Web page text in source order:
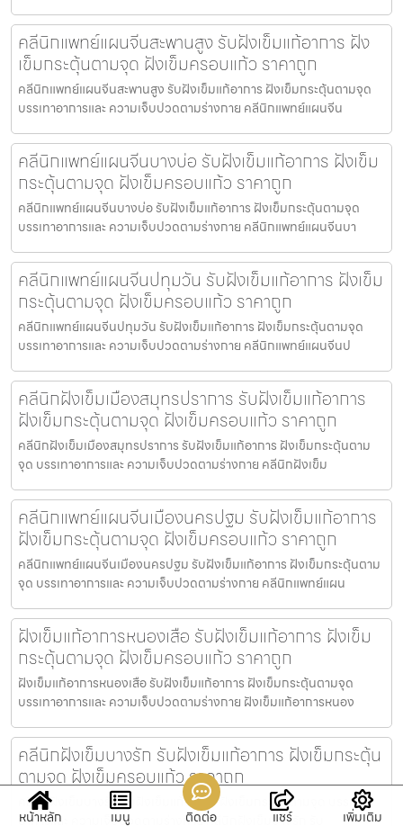
คลีนิกแพทย์แผนจีนสะพานสูง รับฝังเข็มแก้อาการ ฝัง
เข็มกระตุ้นตามจุด ฝังเข็มครอบแก้ว ราคาถูก
คลีนิกแพทย์แผนจีนสะพานสูง รับฝังเข็มแก้อาการ ฝังเข็มกระตุ้นตามจุด
บรรเทาอาการและ ความเจ็บปวดตามร่างกาย คลีนิกแพทย์แผนจีน
คลีนิกแพทย์แผนจีนบางบ่อ รับฝังเข็มแก้อาการ ฝังเข็ม
กระตุ้นตามจุด ฝังเข็มครอบแก้ว ราคาถูก
คลีนิกแพทย์แผนจีนบางบ่อ รับฝังเข็มแก้อาการ ฝังเข็มกระตุ้นตามจุด
บรรเทาอาการและ ความเจ็บปวดตามร่างกาย คลีนิกแพทย์แผนจีนบา
คลีนิกแพทย์แผนจีนปทุมวัน รับฝังเข็มแก้อาการ ฝังเข็ม
กระตุ้นตามจุด ฝังเข็มครอบแก้ว ราคาถูก
คลีนิกแพทย์แผนจีนปทุมวัน รับฝังเข็มแก้อาการ ฝังเข็มกระตุ้นตามจุด
บรรเทาอาการและ ความเจ็บปวดตามร่างกาย คลีนิกแพทย์แผนจีนป
คลีนิกฝังเข็มเมืองสมุทรปราการ รับฝังเข็มแก้อาการ
ฝังเข็มกระตุ้นตามจุด ฝังเข็มครอบแก้ว ราคาถูก
คลีนิกฝังเข็มเมืองสมุทรปราการ รับฝังเข็มแก้อาการ ฝังเข็มกระตุ้นตาม
จุด บรรเทาอาการและ ความเจ็บปวดตามร่างกาย คลีนิกฝังเข็ม
คลีนิกแพทย์แผนจีนเมืองนครปฐม รับฝังเข็มแก้อาการ
ฝังเข็มกระตุ้นตามจุด ฝังเข็มครอบแก้ว ราคาถูก
คลีนิกแพทย์แผนจีนเมืองนครปฐม รับฝังเข็มแก้อาการ ฝังเข็มกระตุ้นตาม
จุด บรรเทาอาการและ ความเจ็บปวดตามร่างกาย คลีนิกแพทย์แผน
ฝังเข็มแก้อาการหนองเสือ รับฝังเข็มแก้อาการ ฝังเข็ม
กระตุ้นตามจุด ฝังเข็มครอบแก้ว ราคาถูก
ฝังเข็มแก้อาการหนองเสือ รับฝังเข็มแก้อาการ ฝังเข็มกระตุ้นตามจุด
บรรเทาอาการและ ความเจ็บปวดตามร่างกาย ฝังเข็มแก้อาการหนอง
คลีนิกฝังเข็มบางรัก รับฝังเข็มแก้อาการ ฝังเข็มกระตุ้น
ตามจุด ฝังเข็มครอบแก้ว ราคาถูก
คลีนิกฝังเข็มบางรัก รับฝังเข็มแก้อาการ ฝังเข็มกระตุ้นตามจุด บรรเทา
อาการและ ความเจ็บปวดตามร่างกาย คลีนิกฝังเข็มบางรัก รับ
หน้าหลัก เมนู ติดต่อ แชร์ เพิ่มเติม